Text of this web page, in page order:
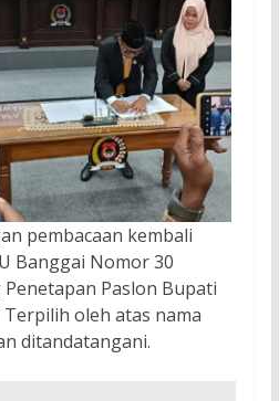
pembacaan kembali
Banggai Nomor 30
Paslon Bupati
oleh atas nama
ditandatangani.